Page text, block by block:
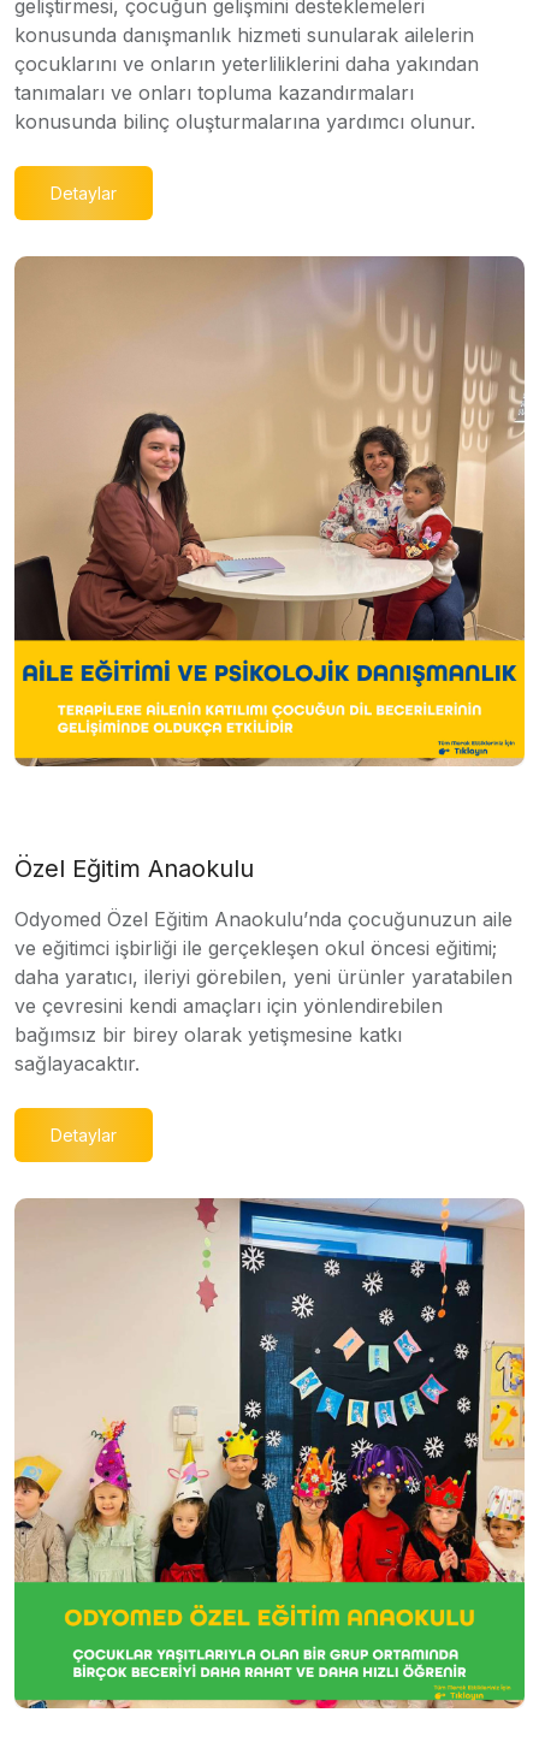
geliştirmesi, çocuğun gelişmini desteklemeleri
konusunda danışmanlık hizmeti sunularak ailelerin
çocuklarını ve onların yeterliliklerini daha yakından
tanımaları ve onları topluma kazandırmaları
konusunda bilinç oluşturmalarına yardımcı olunur.
Detaylar
Özel Eğitim Anaokulu
Odyomed Özel Eğitim Anaokulu’nda çocuğunuzun aile
ve eğitimci işbirliği ile gerçekleşen okul öncesi eğitimi;
daha yaratıcı, ileriyi görebilen, yeni ürünler yaratabilen
ve çevresini kendi amaçları için yönlendirebilen
bağımsız bir birey olarak yetişmesine katkı
sağlayacaktır.
Detaylar